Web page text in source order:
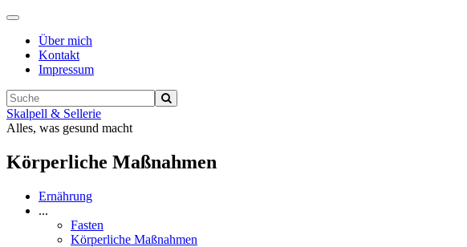
Navigation
ein-/ausschalten
Über mich
Kontakt
Impressum
Skalpell & Sellerie
Alles, was gesund macht
Körperliche Maßnahmen
Ernährung
...
Fasten
Körperliche Maßnahmen